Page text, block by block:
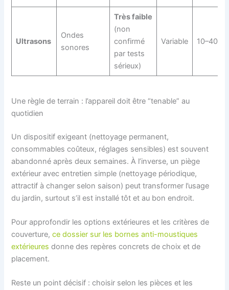
Ultrasons
Ondes
sonores
Très faible
(non
confirmé
par tests
sérieux)
Variable 10–40 €
Une règle de terrain : l’appareil doit être “tenable” au
quotidien
Un dispositif exigeant (nettoyage permanent,
consommables coûteux, réglages sensibles) est souvent
abandonné après deux semaines. À l’inverse, un piège
extérieur avec entretien simple (nettoyage périodique,
attractif à changer selon saison) peut transformer l’usage
du jardin, surtout s’il est installé tôt et au bon endroit.
Pour approfondir les options extérieures et les critères de
couverture,ce dossier sur les bornes anti-moustiques
extérieures donne des repères concrets de choix et de
placement.
Reste un point décisif : choisir selon les pièces et les